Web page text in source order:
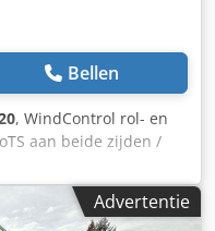
Bellen
, WindControl rol- en
aan beide zijden /
voor weegsysteem
stuks / spatborden L en
L / strooischopset TS
Advertentie